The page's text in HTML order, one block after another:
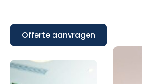
Offerte aanvragen